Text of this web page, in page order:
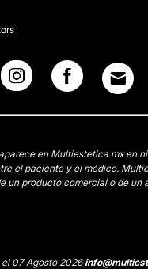
en Multiestetica.mx en
el paciente y el médico.
un producto comercial o de un
07 Agosto 2026